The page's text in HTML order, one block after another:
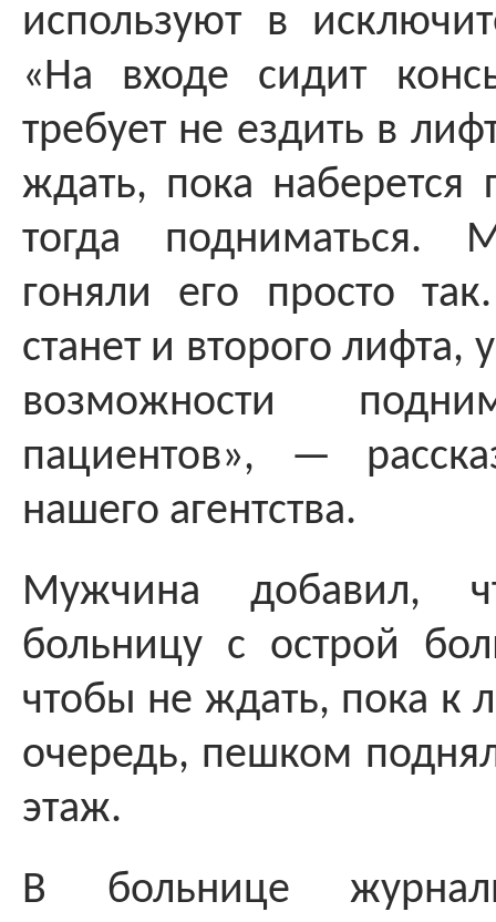
используют в
«На входе сидит
требует не ездить в
ждать, пока наберется
тогда
гоняли его просто
станет и второго лифта,
возможности
пациентов», —
нашего агентства.
Мужчина добавил,
больницу с острой
чтобы не ждать, пока к
очередь, пешком
этаж.
В больнице